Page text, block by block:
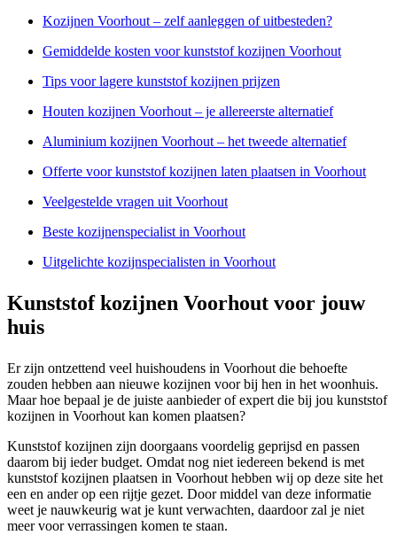
Kozijnen Voorhout – zelf aanleggen of uitbesteden?
Gemiddelde kosten voor kunststof kozijnen Voorhout
Tips voor lagere kunststof kozijnen prijzen
Houten kozijnen Voorhout – je allereerste alternatief
Aluminium kozijnen Voorhout – het tweede alternatief
Offerte voor kunststof kozijnen laten plaatsen in Voorhout
Veelgestelde vragen uit Voorhout
Beste kozijnenspecialist in Voorhout
Uitgelichte kozijnspecialisten in Voorhout
Kunststof kozijnen Voorhout voor jouw
huis
Er zijn ontzettend veel huishoudens in Voorhout die behoefte
zouden hebben aan nieuwe kozijnen voor bij hen in het woonhuis.
Maar hoe bepaal je de juiste aanbieder of expert die bij jou kunststof
kozijnen in Voorhout kan komen plaatsen?
Kunststof kozijnen zijn doorgaans voordelig geprijsd en passen
daarom bij ieder budget. Omdat nog niet iedereen bekend is met
kunststof kozijnen plaatsen in Voorhout hebben wij op deze site het
een en ander op een rijtje gezet. Door middel van deze informatie
weet je nauwkeurig wat je kunt verwachten, daardoor zal je niet
meer voor verrassingen komen te staan.